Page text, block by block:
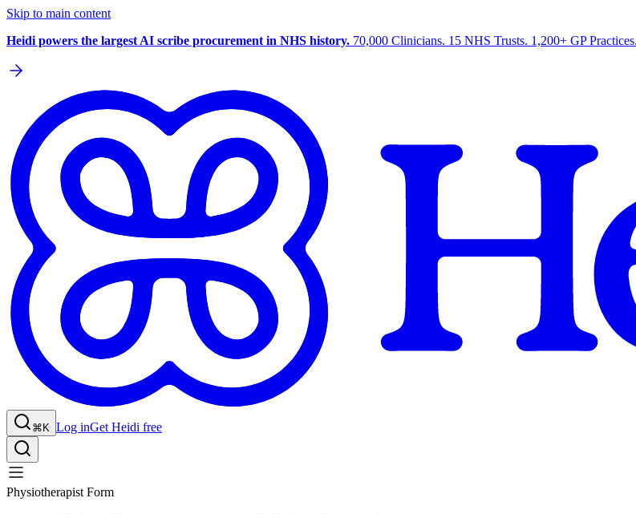
Skip to main content
Heidi powers the largest AI scribe procurement in NHS history. 70,000 Clinicians. 15 NHS Trusts. 1,200+ GP
⌘K Log inGet Heidi free
Physiotherapist Form